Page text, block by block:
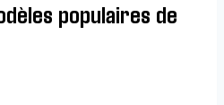
populaires de